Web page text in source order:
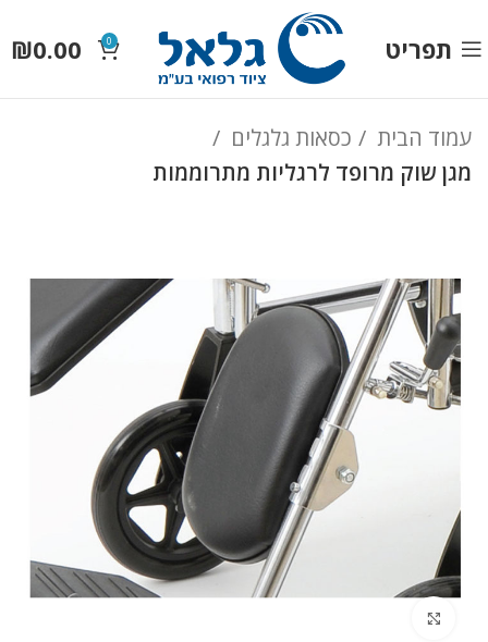
תפריט 0
₪0.00
עמוד הבית
כסאות גלגלים
מגן שוק מרופד לרגליות מתרוממות